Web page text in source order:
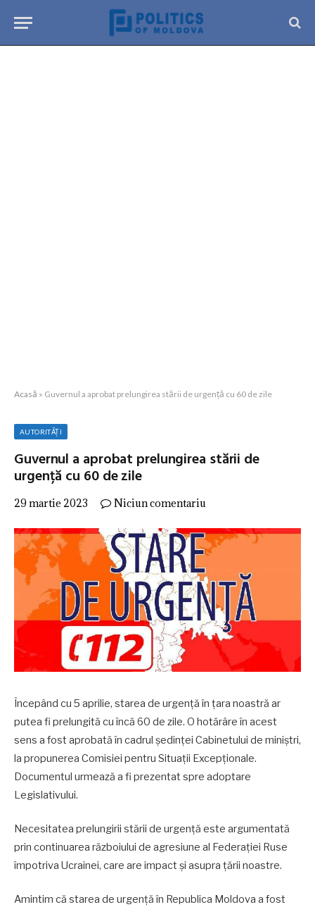
Acasă » Guvernul a aprobat prelungirea stării de urgență cu 60 de zile
AUTORITĂȚI
Guvernul a aprobat prelungirea stării de
urgență cu 60 de zile
29 martie 2023 Niciun comentariu
Începând cu 5 aprilie, starea de urgență în țara noastră ar
putea fi prelungită cu încă 60 de zile. O hotărâre în acest
sens a fost aprobată în cadrul ședinței Cabinetului de miniștri,
la propunerea Comisiei pentru Situații Excepționale.
Documentul urmează a fi prezentat spre adoptare
Legislativului.
Necesitatea prelungirii stării de urgență este argumentată
prin continuarea războiului de agresiune al Federației Ruse
împotriva Ucrainei, care are impact și asupra țării noastre.
Amintim că starea de urgență în Republica Moldova a fost